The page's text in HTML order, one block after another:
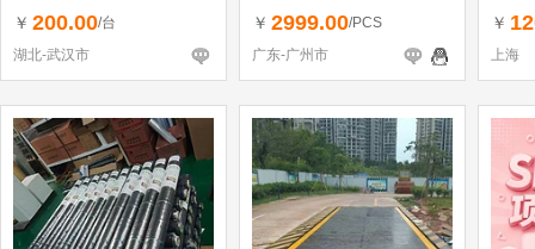
￥ 200.00/台
湖北-武汉市
￥ 2999.00/PCS
广东-广州市
￥
上海